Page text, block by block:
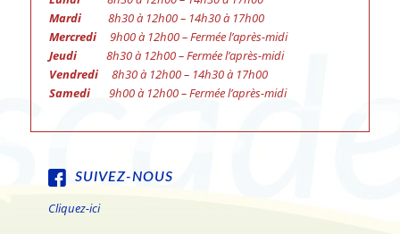
Mardi 8h30 à 12h00 – 14h30 à 17h00
Mercredi 9h00 à 12h00 – Fermée l’après-midi
Jeudi
8h30 à 12h00 – Fermée l’après-midi
Vendredi 8h30 à 12h00 – 14h30 à 17h00
Samedi 9h00 à 12h00 – Fermée l’après-midi
SUIVEZ-NOUS
Cliquez-ici